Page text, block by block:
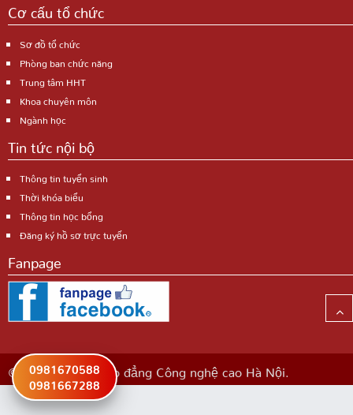
Cơ cấu tổ chức
Sơ đồ tổ chức
Phòng ban chức năng
Trung tâm HHT
Khoa chuyên môn
Ngành học
Tin tức nội bộ
Thông tin tuyển sinh
Thời khóa biểu
Thông tin học bổng
Đăng ký hồ sơ trực tuyến
Fanpage
©2025 Trường Cao đẳng Công nghệ cao Hà Nội.
0981670588
0981667288